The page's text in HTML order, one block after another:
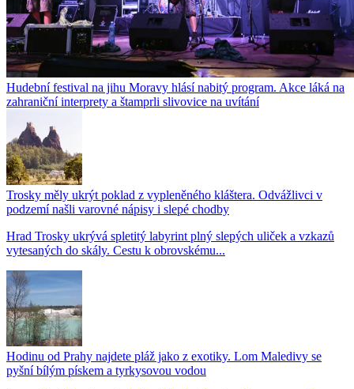
Hudební festival na jihu Moravy hlásí nabitý program. Akce láká na
zahraniční interprety a štamprli slivovice na uvítání
Trosky měly ukrýt poklad z vypleněného kláštera. Odvážlivci v
podzemí našli varovné nápisy i slepé chodby
Hrad Trosky ukrývá spletitý labyrint plný slepých uliček a vzkazů
vytesaných do skály. Cestu k obrovskému...
Hodinu od Prahy najdete pláž jako z exotiky. Lom Maledivy se
pyšní bílým pískem a tyrkysovou vodou